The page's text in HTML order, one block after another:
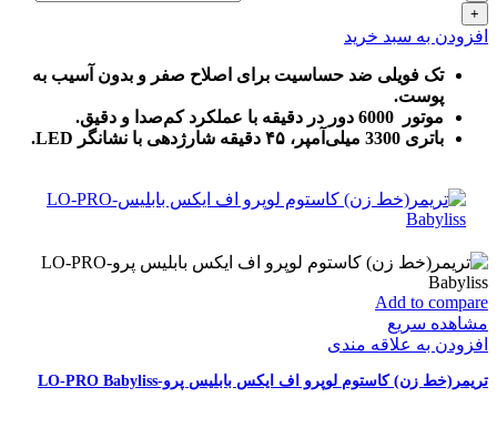
افزودن به سبد خرید
تک فویلی ضد حساسیت برای اصلاح صفر و بدون آسیب به
پوست.
موتور 6000 دور در دقیقه با عملکرد کم‌صدا و دقیق.
باتری 3300 میلی‌آمپر، ۴۵ دقیقه شارژدهی با نشانگر LED.
Add to compare
مشاهده سریع
افزودن به علاقه مندی
تریمر(خط زن) کاستوم لوپرو اف ایکس بابلیس پرو-LO-PRO Babyliss